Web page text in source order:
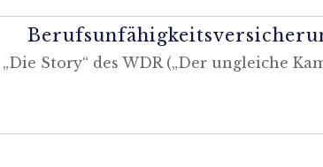
Story“ des WDR („Der ungleiche